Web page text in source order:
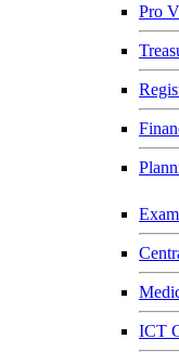
Pro
ICT